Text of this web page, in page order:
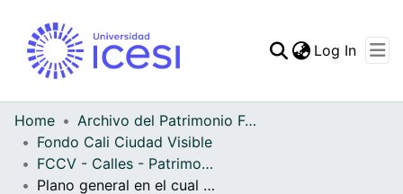
Log In
Home
Archivo del Patrimonio Fotográfico y Fílmico del Valle del Cauca
Fondo Cali Ciudad Visible
FCCV - Calles - Patrimonial
Plano general en el cual se destaca parte trasera de vehiculo estacionado en el andén